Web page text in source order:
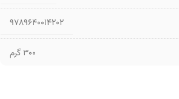
9789640014202
300 گرم